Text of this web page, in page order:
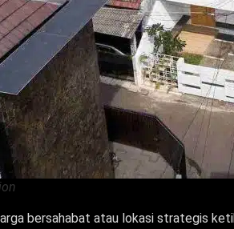
bersahabat atau lokasi strategis